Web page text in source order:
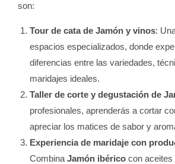
son:
Tour de cata de Jamón y vinos:
espacios especializados, donde
diferencias entre las variedades,
maridajes ideales.
Taller de corte y degustación de
profesionales, aprenderás a cortar
apreciar los matices de sabor y
Experiencia de maridaje con
Combina Jamón ibérico con aceites